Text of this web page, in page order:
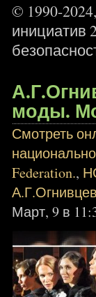
© 1990-
инициатив
моды.
Смотреть
Federation.,
А.Г.Огнивцев
Март, 9 в